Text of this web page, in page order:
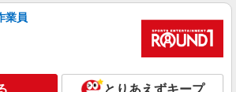
い金10万円支給(規定有) お友達を紹介頂く
ンセンティブ支給(規定有) ★月2回払い・週
い可能（規程有）★ ゜・。○。・゜+゜・。
） 【資格手当制度】 au資格取得で
業員
とりあえずキープ